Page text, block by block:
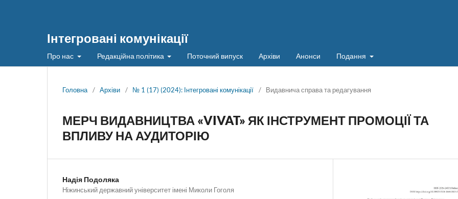
Інтегровані комунікації
Про нас Редакційна політика Поточний випуск Архіви Анонси Подання
Головна / Архіви / № 1 (17) (2024): Інтегровані комунікації / Видавнича справа та редагування
МЕРЧ ВИДАВНИЦТВА «VIVAT» ЯК ІНСТРУМЕНТ ПРОМОЦІЇ ТА
ВПЛИВУ НА АУДИТОРІЮ
Надія Подоляка
Ніжинський державний університет імені Миколи Гоголя